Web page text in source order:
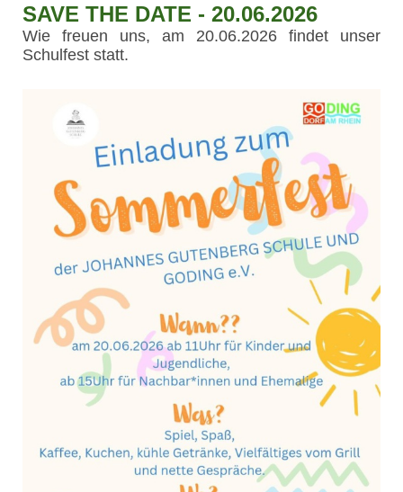
SAVE THE DATE - 20.06.2026
Wie freuen uns, am 20.06.2026 findet unser
Schulfest statt.